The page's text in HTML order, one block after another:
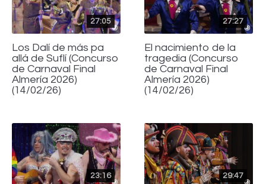
27:05
Los Dalí de más pa
allá de Suflí (Concurso
de Carnaval Final
Almería 2026)
(14/02/26)
27:27
El nacimiento de la
tragedia (Concurso
de Carnaval Final
Almería 2026)
(14/02/26)
23:16 29:47